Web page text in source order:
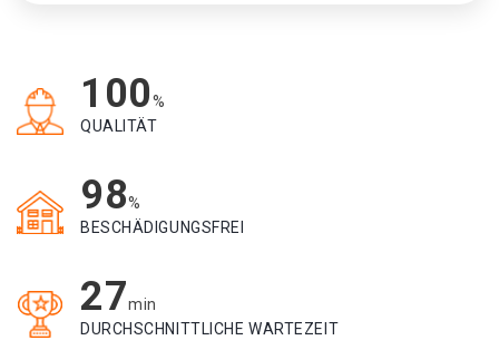
100%
QUALITÄT
98%
BESCHÄDIGUNGSFREI
27min
DURCHSCHNITTLICHE WARTEZEIT